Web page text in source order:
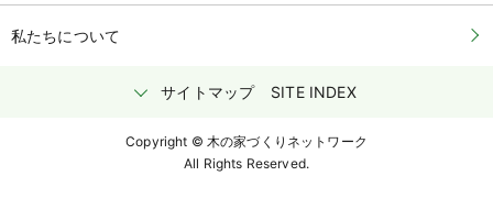
私たちについて
サイトマップ SITE INDEX
Copyright © 木の家づくりネットワーク
All Rights Reserved.